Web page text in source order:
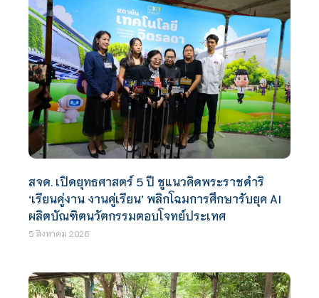
สจด. เปิดยุทธศาสตร์ 5 ปี ชูแนวคิดพระราชดำริ
‘เรียนคู่งาน งานคู่เรียน’ พลิกโฉมการศึกษารับยุค AI
ผลิตบัณฑิตนวัตกรรมตอบโจทย์ประเทศ
5 สิงหาคม 2026